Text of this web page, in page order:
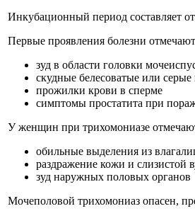
Инкубационный период составляет
Первые проявления болезни
зуд в области головки
скудные белесоватые или
прожилки крови в сперме
симптомы простатита при
У женщин при трихомониазе
обильные выделения из
раздражение кожи и слизистой
зуд наружных половых органов
Мочеполовой трихомониаз опасен,